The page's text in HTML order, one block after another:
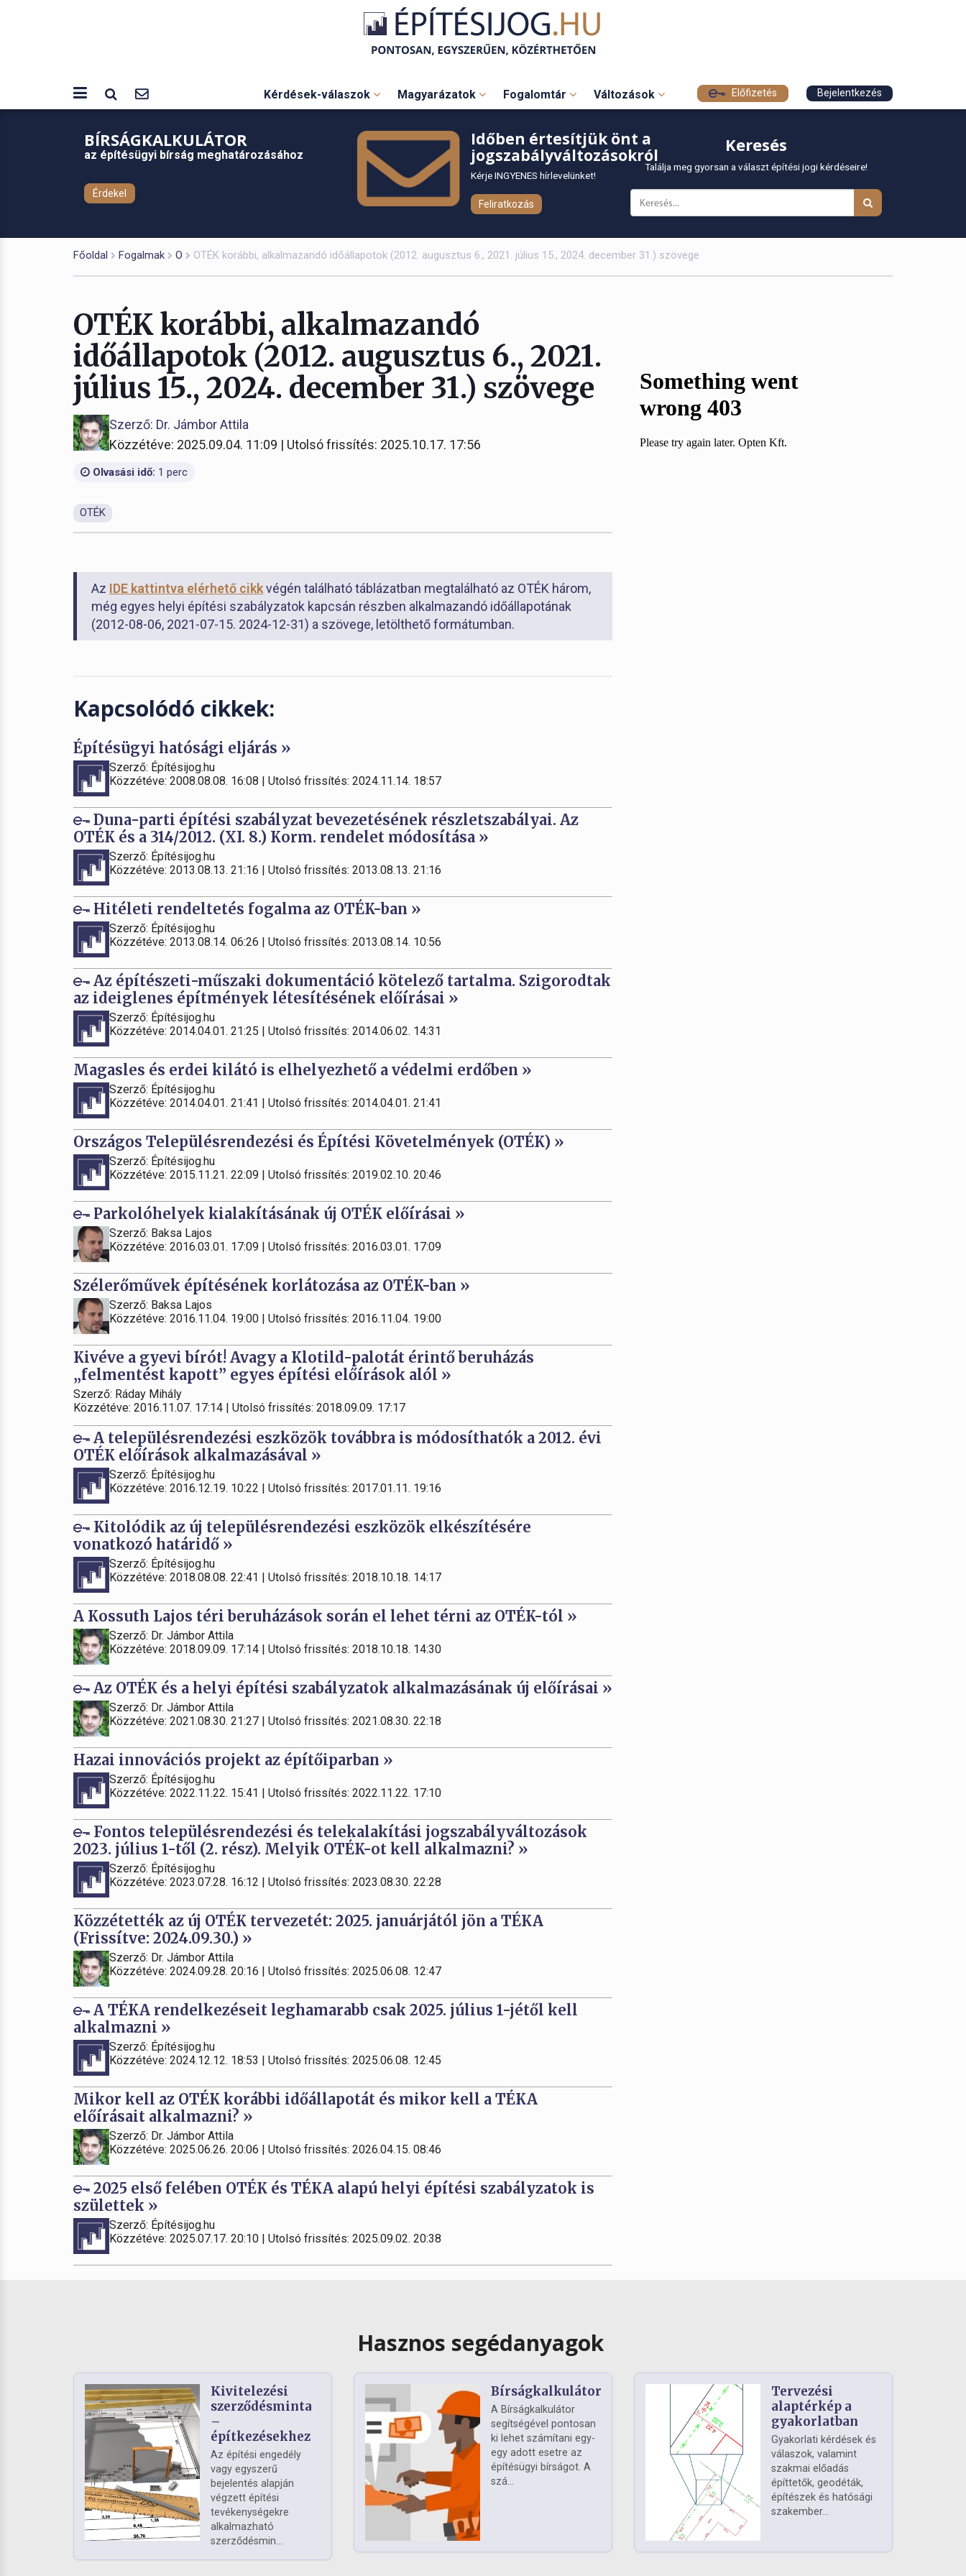
Kérdések-válaszok Magyarázatok Fogalomtár Változások Előfizetés Bejelentkezés
BÍRSÁGKALKULÁTOR
az építésügyi bírság meghatározásához
Érdekel
Időben értesítjük önt a
jogszabályváltozásokról
Kérje INGYENES hírlevelünket!
Feliratkozás
Keresés
Találja meg gyorsan a választ építési jogi kérdéseire!
Főoldal Fogalmak O OTÉK korábbi, alkalmazandó időállapotok (2012. augusztus 6., 2021. július 15., 2024. december 31.) szövege
OTÉK korábbi, alkalmazandó
időállapotok (2012. augusztus 6., 2021.
július 15., 2024. december 31.) szövege
Szerző: Dr. Jámbor Attila
Közzétéve: 2025.09.04. 11:09 | Utolsó frissítés: 2025.10.17. 17:56
Olvasási idő: 1 perc
OTÉK
Az IDE kattintva elérhető cikkvégén található táblázatban megtalálható az OTÉK három,
még egyes helyi építési szabályzatok kapcsán részben alkalmazandó időállapotának
(2012-08-06, 2021-07-15. 2024-12-31) a szövege, letölthető formátumban.
Kapcsolódó cikkek:
Építésügyi hatósági eljárás »
Szerző: Építésijog.hu
Közzétéve: 2008.08.08. 16:08 | Utolsó frissítés: 2024.11.14. 18:57
Duna-parti építési szabályzat bevezetésének részletszabályai. Az
OTÉK és a 314/2012. (XI. 8.) Korm. rendelet módosítása »
Szerző: Építésijog.hu
Közzétéve: 2013.08.13. 21:16 | Utolsó frissítés: 2013.08.13. 21:16
Hitéleti rendeltetés fogalma az OTÉK-ban »
Szerző: Építésijog.hu
Közzétéve: 2013.08.14. 06:26 | Utolsó frissítés: 2013.08.14. 10:56
Az építészeti-műszaki dokumentáció kötelező tartalma. Szigorodtak
az ideiglenes építmények létesítésének előírásai »
Szerző: Építésijog.hu
Közzétéve: 2014.04.01. 21:25 | Utolsó frissítés: 2014.06.02. 14:31
Magasles és erdei kilátó is elhelyezhető a védelmi erdőben »
Szerző: Építésijog.hu
Közzétéve: 2014.04.01. 21:41 | Utolsó frissítés: 2014.04.01. 21:41
Országos Településrendezési és Építési Követelmények (OTÉK) »
Szerző: Építésijog.hu
Közzétéve: 2015.11.21. 22:09 | Utolsó frissítés: 2019.02.10. 20:46
Parkolóhelyek kialakításának új OTÉK előírásai »
Szerző: Baksa Lajos
Közzétéve: 2016.03.01. 17:09 | Utolsó frissítés: 2016.03.01. 17:09
Szélerőművek építésének korlátozása az OTÉK-ban »
Szerző: Baksa Lajos
Közzétéve: 2016.11.04. 19:00 | Utolsó frissítés: 2016.11.04. 19:00
Kivéve a gyevi bírót! Avagy a Klotild-palotát érintő beruházás
„felmentést kapott” egyes építési előírások alól »
Szerző: Ráday Mihály
Közzétéve: 2016.11.07. 17:14 | Utolsó frissítés: 2018.09.09. 17:17
A településrendezési eszközök továbbra is módosíthatók a 2012. évi
OTÉK előírások alkalmazásával »
Szerző: Építésijog.hu
Közzétéve: 2016.12.19. 10:22 | Utolsó frissítés: 2017.01.11. 19:16
Kitolódik az új településrendezési eszközök elkészítésére
vonatkozó határidő »
Szerző: Építésijog.hu
Közzétéve: 2018.08.08. 22:41 | Utolsó frissítés: 2018.10.18. 14:17
A Kossuth Lajos téri beruházások során el lehet térni az OTÉK-tól »
Szerző: Dr. Jámbor Attila
Közzétéve: 2018.09.09. 17:14 | Utolsó frissítés: 2018.10.18. 14:30
Az OTÉK és a helyi építési szabályzatok alkalmazásának új előírásai »
Szerző: Dr. Jámbor Attila
Közzétéve: 2021.08.30. 21:27 | Utolsó frissítés: 2021.08.30. 22:18
Hazai innovációs projekt az építőiparban »
Szerző: Építésijog.hu
Közzétéve: 2022.11.22. 15:41 | Utolsó frissítés: 2022.11.22. 17:10
Fontos településrendezési és telekalakítási jogszabályváltozások
2023. július 1-től (2. rész). Melyik OTÉK-ot kell alkalmazni? »
Szerző: Építésijog.hu
Közzétéve: 2023.07.28. 16:12 | Utolsó frissítés: 2023.08.30. 22:28
Közzétették az új OTÉK tervezetét: 2025. januárjától jön a TÉKA
(Frissítve: 2024.09.30.) »
Szerző: Dr. Jámbor Attila
Közzétéve: 2024.09.28. 20:16 | Utolsó frissítés: 2025.06.08. 12:47
A TÉKA rendelkezéseit leghamarabb csak 2025. július 1-jétől kell
alkalmazni »
Szerző: Építésijog.hu
Közzétéve: 2024.12.12. 18:53 | Utolsó frissítés: 2025.06.08. 12:45
Mikor kell az OTÉK korábbi időállapotát és mikor kell a TÉKA
előírásait alkalmazni? »
Szerző: Dr. Jámbor Attila
Közzétéve: 2025.06.26. 20:06 | Utolsó frissítés: 2026.04.15. 08:46
2025 első felében OTÉK és TÉKA alapú helyi építési szabályzatok is
születtek »
Szerző: Építésijog.hu
Közzétéve: 2025.07.17. 20:10 | Utolsó frissítés: 2025.09.02. 20:38
Hasznos segédanyagok
Kivitelezési
szerződésminta
–
építkezésekhez
Az építési engedély
vagy egyszerű
bejelentés alapján
végzett építési
tevékenységekre
alkalmazható
szerződésmin...
Bírságkalkulátor
A Bírságkalkulátor
segítségével pontosan
ki lehet számítani egy-
egy adott esetre az
építésügyi bírságot. A
szá...
Tervezési
alaptérkép a
gyakorlatban
Gyakorlati kérdések és
válaszok, valamint
szakmai előadás
építtetők, geodéták,
építészek és hatósági
szakember...